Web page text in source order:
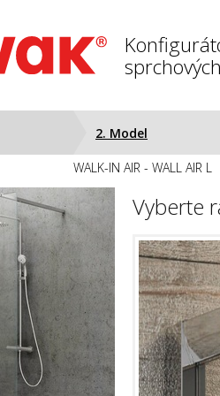
2. Model
WALK-IN AIR - WALL AIR L
Vyberte